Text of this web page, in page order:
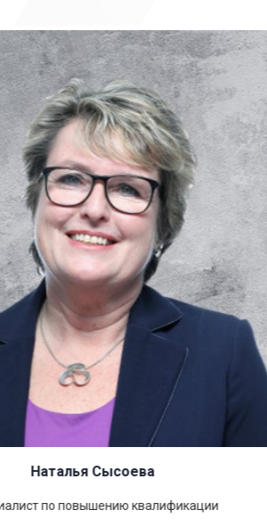
Анастасия Зайцева
Специалист по обучению